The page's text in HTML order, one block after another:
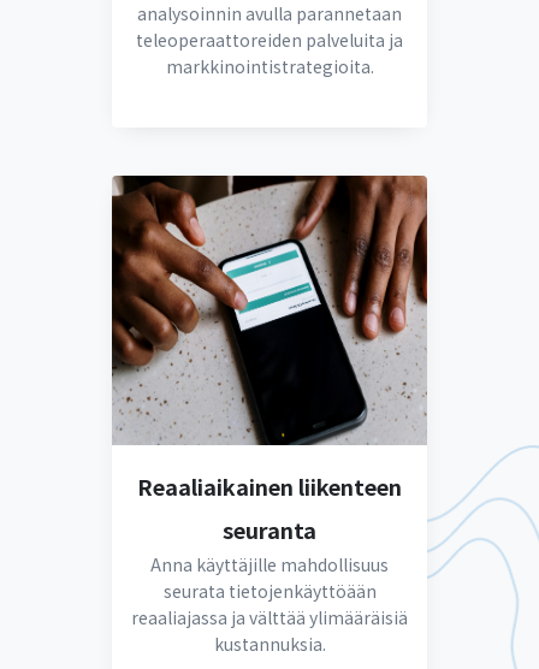
analysoinnin avulla parannetaan
teleoperaattoreiden palveluita ja
markkinointistrategioita.
Reaaliaikainen liikenteen
seuranta
Anna käyttäjille mahdollisuus
seurata tietojenkäyttöään
reaaliajassa ja välttää ylimääräisiä
kustannuksia.